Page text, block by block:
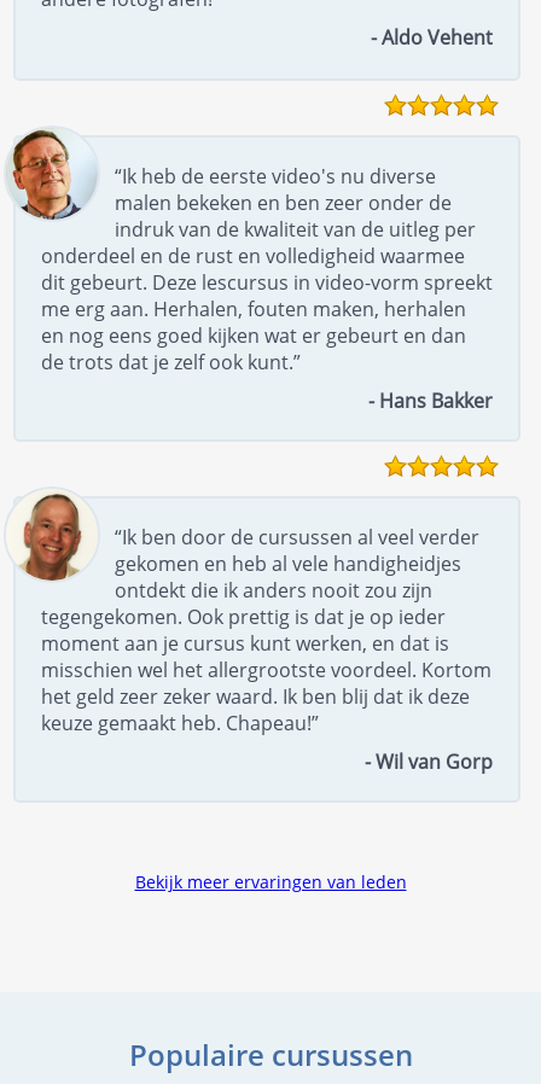
- Aldo Vehent
“Ik heb de eerste video's nu diverse
malen bekeken en ben zeer onder de
indruk van de kwaliteit van de uitleg per
onderdeel en de rust en volledigheid waarmee
dit gebeurt. Deze lescursus in video-vorm spreekt
me erg aan. Herhalen, fouten maken, herhalen
en nog eens goed kijken wat er gebeurt en dan
de trots dat je zelf ook kunt.”
- Hans Bakker
“Ik ben door de cursussen al veel verder
gekomen en heb al vele handigheidjes
ontdekt die ik anders nooit zou zijn
tegengekomen. Ook prettig is dat je op ieder
moment aan je cursus kunt werken, en dat is
misschien wel het allergrootste voordeel. Kortom
het geld zeer zeker waard. Ik ben blij dat ik deze
keuze gemaakt heb. Chapeau!”
- Wil van Gorp
Bekijk meer ervaringen van leden
Populaire cursussen